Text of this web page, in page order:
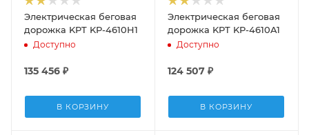
Электрическая беговая
дорожка KPT KP-4610H1
Доступно
135 456 ₽
В КОРЗИНУ
Электрическая беговая
дорожка KPT KP-4610A1
Доступно
124 507 ₽
В КОРЗИНУ